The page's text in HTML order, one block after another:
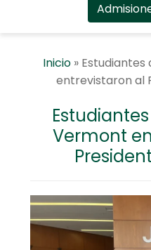
Mundo académico
Bachillerato
Actualidad
Comunidad GV
Centro cultural
Inicio » Estudiantes
entrevistaron al
Vermont